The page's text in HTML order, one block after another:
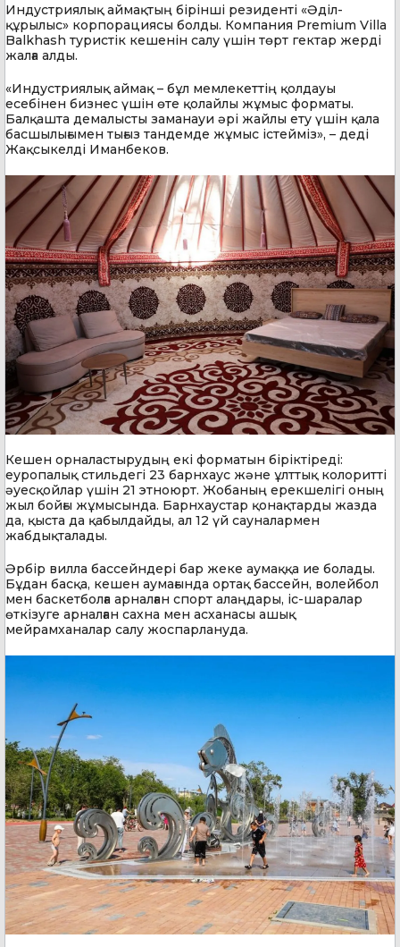
Индустриялық аймақтың бірінші резиденті «Әділ-
құрылыс» корпорациясы болды. Компания Premium Villa
Balkhash туристік кешенін салу үшін төрт гектар жерді
жалға алды.
«Индустриялық аймақ – бұл мемлекеттің қолдауы
есебінен бизнес үшін өте қолайлы жұмыс форматы.
Балқашта демалысты заманауи әрі жайлы ету үшін қала
басшылығымен тығыз тандемде жұмыс істейміз», – деді
Жақсыкелді Иманбеков.
Кешен орналастырудың екі форматын біріктіреді:
еуропалық стильдегі 23 барнхаус және ұлттық колоритті
әуесқойлар үшін 21 этноюрт. Жобаның ерекшелігі оның
жыл бойғы жұмысында. Барнхаустар қонақтарды жазда
да, қыста да қабылдайды, ал 12 үй сауналармен
жабдықталады.
Әрбір вилла бассейндері бар жеке аумаққа ие болады.
Бұдан басқа, кешен аумағында ортақ бассейн, волейбол
мен баскетболға арналған спорт алаңдары, іс-шаралар
өткізуге арналған сахна мен асханасы ашық
мейрамханалар салу жоспарлануда.